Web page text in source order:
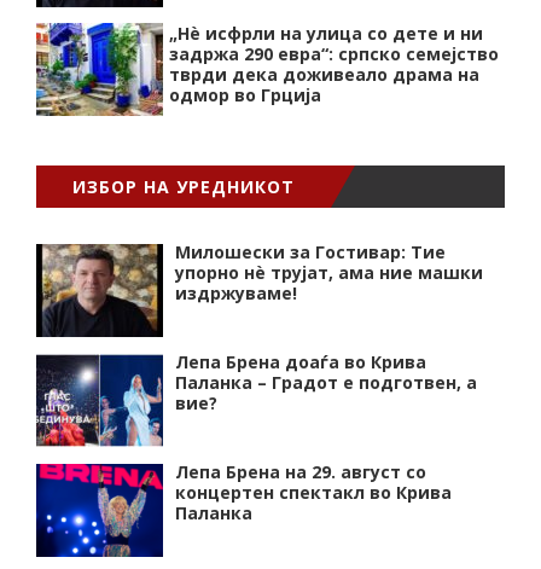
„Нѐ исфрли на улица со дете и ни
задржа 290 евра“: српско семејство
тврди дека доживеало драма на
одмор во Грција
ИЗБОР НА УРЕДНИКОТ
Милошески за Гостивар: Тие
упорно нѐ трујат, ама ние машки
издржуваме!
Лепа Брена доаѓа во Крива
Паланка – Градот е подготвен, а
вие?
Лепа Брена на 29. август со
концертен спектакл во Крива
Паланка